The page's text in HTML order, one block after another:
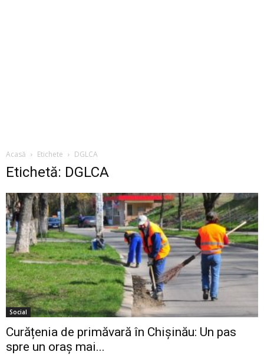
Acasă Etichete DGLCA
Etichetă: DGLCA
Social
Curățenia de primăvară în Chișinău: Un pas
spre un oraș mai...